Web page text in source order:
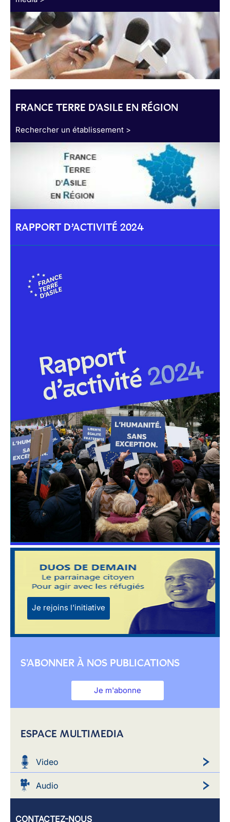
FRANCE TERRE D'ASILE EN RÉGION
Rechercher un établissement >
RAPPORT D’ACTIVITÉ 2024
Je rejoins l'initiative
S'ABONNER À NOS PUBLICATIONS
Je m'abonne
ESPACE MULTIMEDIA
Video
Audio
CONTACTEZ-NOUS